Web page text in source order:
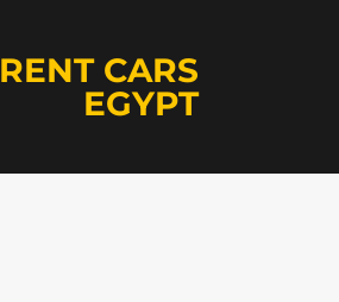
RENT CARS
EGYPT